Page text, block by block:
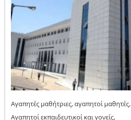
Αγαπητές μαθήτριες, αγαπητοί μαθητές,
Αγαπητοί εκπαιδευτικοί και γονείς,